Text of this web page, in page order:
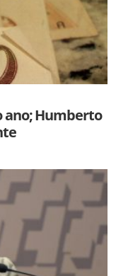
ano; Humberto